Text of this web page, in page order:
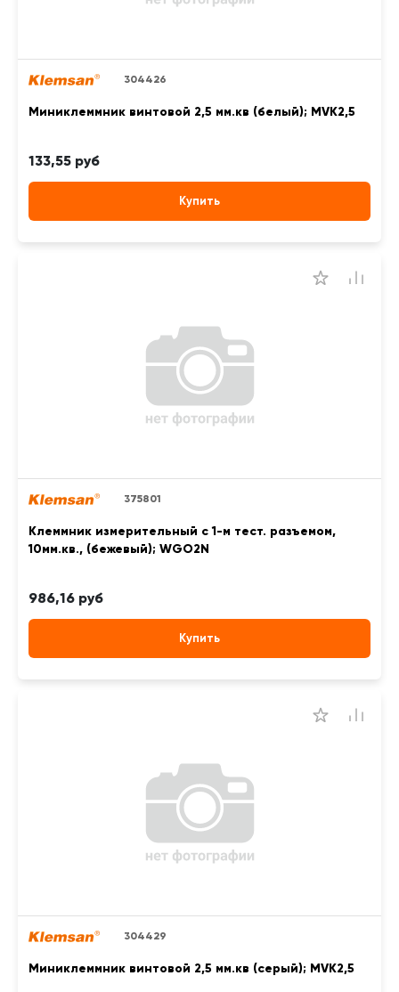
304426
Миниклеммник винтовой 2,5 мм.кв (белый); MVK2,5
133,55 руб
Купить
375801
Клеммник измерительный с 1-м тест. разъемом,
10мм.кв., (бежевый); WGO2N
986,16 руб
Купить
304429
Миниклеммник винтовой 2,5 мм.кв (серый); MVK2,5